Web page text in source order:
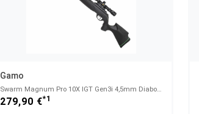
Gamo
Swarm Magnum Pro 10X IGT Gen3i 4,5mm Diabolo schwarz
279,90 €*1